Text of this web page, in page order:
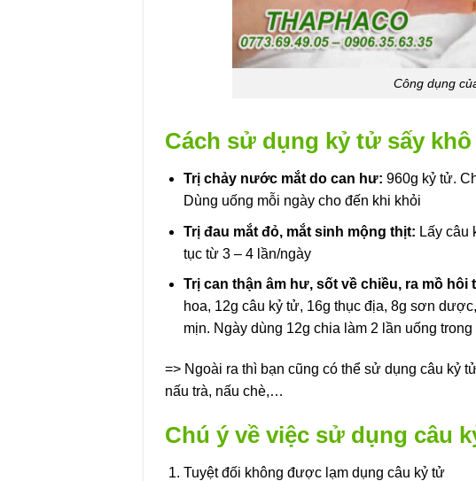
Công dụng
Cách sử dụng kỷ tử sấy
Trị chảy nước mắt do can hư: 960g kỷ tử.
Dùng uống mỗi ngày cho đến khi khỏi
Trị đau mắt đỏ, mắt sinh mộng thịt: Lấy câu
tục từ 3 – 4 lần/ngày
Trị can thận âm hư, sốt về chiều, ra mồ hôi
hoa, 12g câu kỷ tử, 16g thục địa, 8g sơn
mịn. Ngày dùng 12g chia làm 2 lần uống
=> Ngoài ra thì bạn cũng có thể sử dụng câu kỷ
nấu trà, nấu chè,…
Chú ý về việc sử dụng câu
Tuyệt đối không được lạm dụng câu kỷ tử